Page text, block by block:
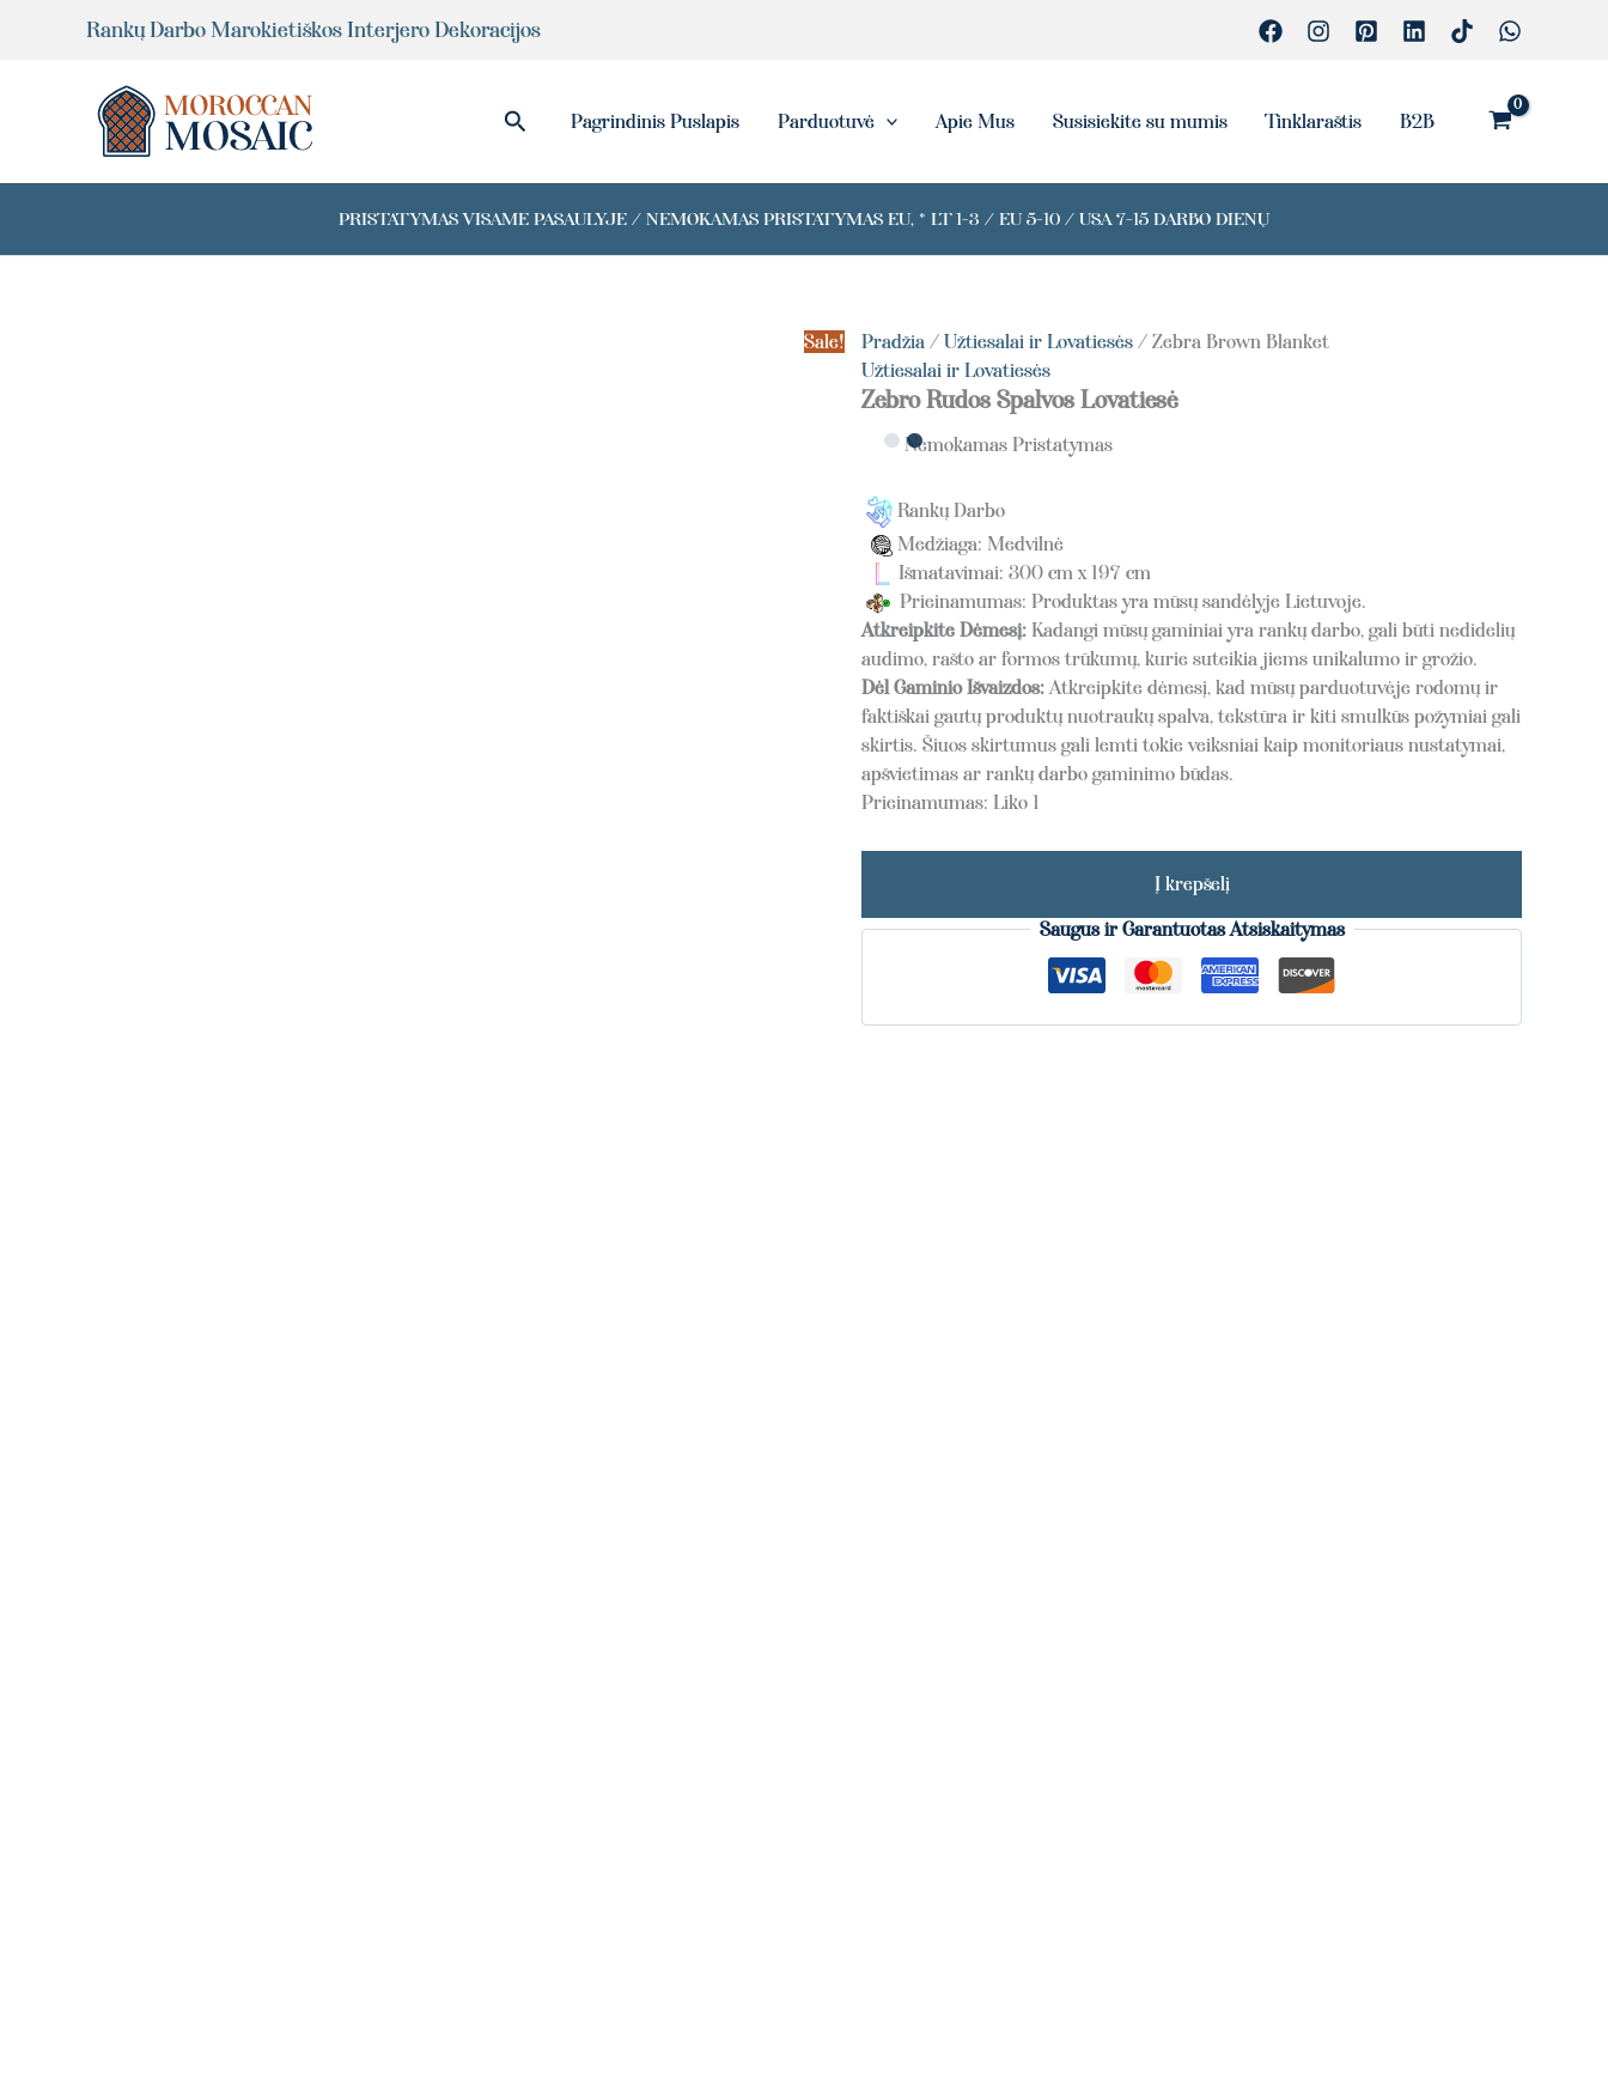
Rankų Darbo Marokietiškos Interjero Dekoracijos
PaieškaPagrindinis Puslapis Parduotuvė Apie Mus Susisiekite su mumis Tinklaraštis B2B
PRISTATYMAS VISAME PASAULYJE / NEMOKAMAS PRISTATYMAS EU, * LT 1-3 / EU 5-10 / USA 7-15 DARBO DIENŲ
Sale! Pradžia / Užtiesalai ir Lovatiesės / Zebra Brown Blanket
Užtiesalai ir Lovatiesės
Zebro Rudos Spalvos Lovatiesė
Nemokamas Pristatymas
Rankų Darbo
Medžiaga: Medvilnė
Išmatavimai: 300 cm x 197 cm
Prieinamumas: Produktas yra mūsų sandėlyje Lietuvoje.
Atkreipkite Dėmesį: Kadangi mūsų gaminiai yra rankų darbo, gali būti nedidelių
audimo, rašto ar formos trūkumų, kurie suteikia jiems unikalumo ir grožio.
Dėl Gaminio Išvaizdos: Atkreipkite dėmesį, kad mūsų parduotuvėje rodomų ir
faktiškai gautų produktų nuotraukų spalva, tekstūra ir kiti smulkūs požymiai gali
skirtis. Šiuos skirtumus gali lemti tokie veiksniai kaip monitoriaus nustatymai,
apšvietimas ar rankų darbo gaminimo būdas.
Prieinamumas: Liko 1
Į krepšelį
Saugus ir Garantuotas Atsiskaitymas
Blanket